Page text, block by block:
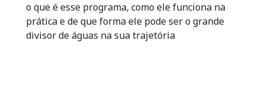
o que é esse programa, como ele funciona na
prática e de que forma ele pode ser o grande
divisor de águas na sua trajetória